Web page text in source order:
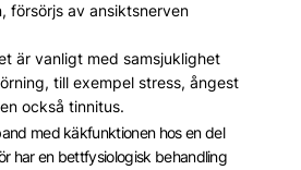
försörjs av ansiktsnerven
är vanligt med samsjuklighet
till exempel stress, ångest
också tinnitus.
med käkfunktionen hos en del
har en bett­fysiologisk behandling